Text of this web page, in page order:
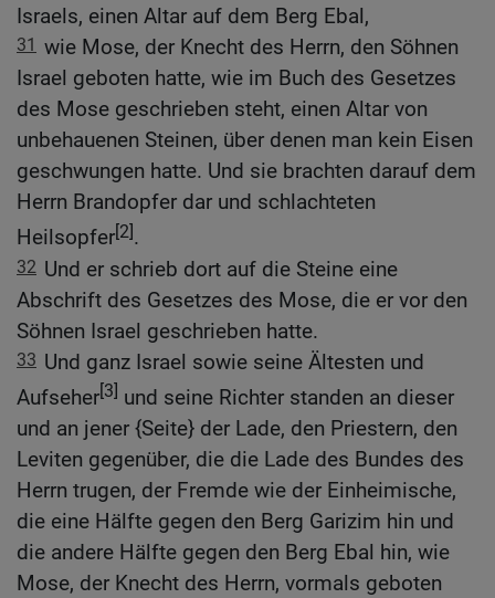
Israels, einen Altar auf dem Berg Ebal,
31 wie Mose, der Knecht des Herrn, den Söhnen
Israel geboten hatte, wie im Buch des Gesetzes
des Mose geschrieben steht, einen Altar von
unbehauenen Steinen, über denen man kein Eisen
geschwungen hatte. Und sie brachten darauf dem
Herrn Brandopfer dar und schlachteten
Heilsopfer[2].
32 Und er schrieb dort auf die Steine eine
Abschrift des Gesetzes des Mose, die er vor den
Söhnen Israel geschrieben hatte.
33 Und ganz Israel sowie seine Ältesten und
Aufseher[3] und seine Richter standen an dieser
und an jener {Seite} der Lade, den Priestern, den
Leviten gegenüber, die die Lade des Bundes des
Herrn trugen, der Fremde wie der Einheimische,
die eine Hälfte gegen den Berg Garizim hin und
die andere Hälfte gegen den Berg Ebal hin, wie
Mose, der Knecht des Herrn, vormals geboten